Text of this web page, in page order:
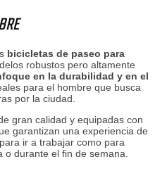
bicicletas de paseo para
robustos pero altamente
en la durabilidad y en el
para el hombre que busca
por la ciudad.
gran calidad y equipadas con
garantizan una experiencia de
ir a trabajar como para
durante el fin de semana.